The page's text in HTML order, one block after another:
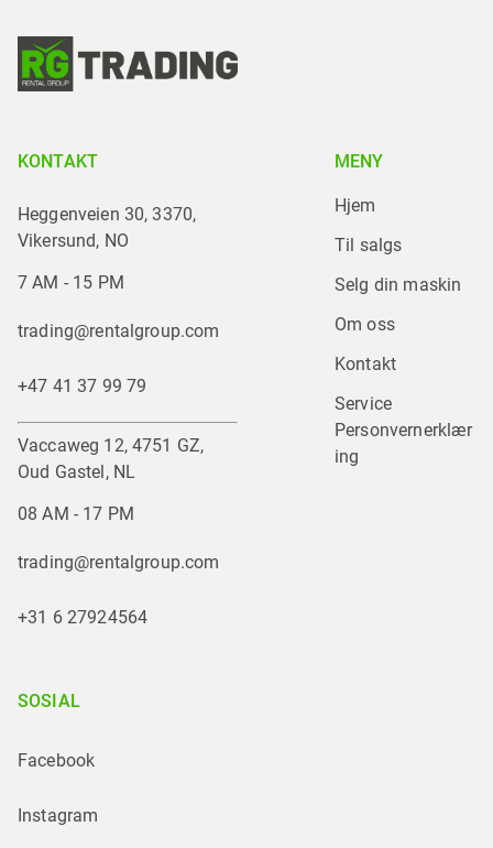
KONTAKT
Heggenveien 30, 3370,
Vikersund, NO
7 AM - 15 PM
trading@rentalgroup.com
+47 41 37 99 79
Vaccaweg 12, 4751 GZ,
Oud Gastel, NL
08 AM - 17 PM
trading@rentalgroup.com
+31 6 27924564
MENY
Hjem
Til salgs
Selg din maskin
Om oss
Kontakt
Service
Personvernerklær
ing
SOSIAL
Facebook
Instagram